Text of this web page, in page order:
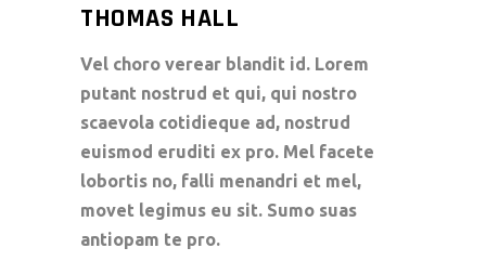
THOMAS HALL
Vel choro verear blandit id. Lorem
putant nostrud et qui, qui nostro
scaevola cotidieque ad, nostrud
euismod eruditi ex pro. Mel facete
lobortis no, falli menandri et mel,
movet legimus eu sit. Sumo suas
antiopam te pro.